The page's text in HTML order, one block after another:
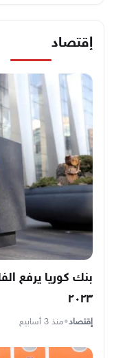
إقتصاد
٢٠٢٣
إقتصاد•منذ 3 أسابيع